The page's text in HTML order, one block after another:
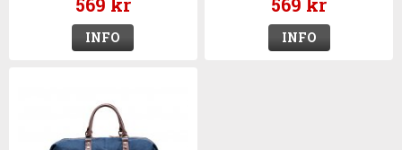
INFO INFO